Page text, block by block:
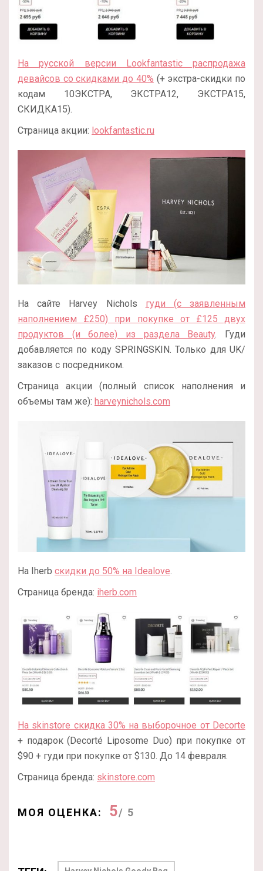
На русской версии Lookfantastic распродажа
девайсов со скидками до 40% (+ экстра-скидки по
кодам 10ЭКСТРА, ЭКСТРА12, ЭКСТРА15,
СКИДКА15).
Страница акции: lookfantastic.ru
На сайте Harvey Nichols гуди (с заявленным
наполнением £250) при покупке от £125 двух
продуктов (и более) из раздела Beauty. Гуди
добавляется по коду SPRINGSKIN. Только для UK/
заказов с посредником.
Страница акции (полный список наполнения и
объемы там же): harveynichols.com
На Iherb скидки до 50% на Idealove.
Страница бренда: iherb.com
На skinstore скидка 30% на выборочное от Decorte
+ подарок (Decorté Liposome Duo) при покупке от
$90 + гуди при покупке от $130. До 14 февраля.
Страница бренда: skinstore.com
МОЯ ОЦЕНКА: 5/ 5